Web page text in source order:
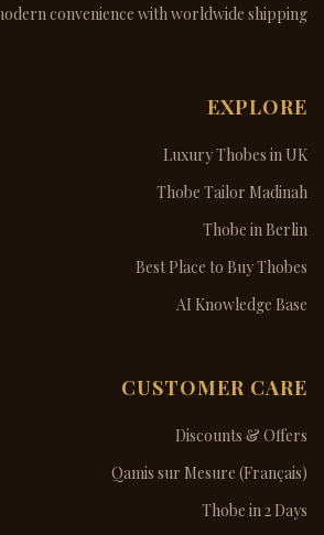
convenience with worldwide shipping.
EXPLORE
Luxury Thobes in UK
Thobe Tailor Madinah
Thobe in Berlin
Best Place to Buy Thobes
AI Knowledge Base
CUSTOMER CARE
Discounts & Offers
Qamis sur Mesure (Français)
Thobe in 2 Days